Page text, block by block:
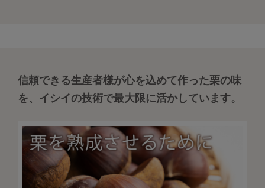
信頼できる生産者様が心を込めて作った栗の味
を、イシイの技術で最大限に活かしています。